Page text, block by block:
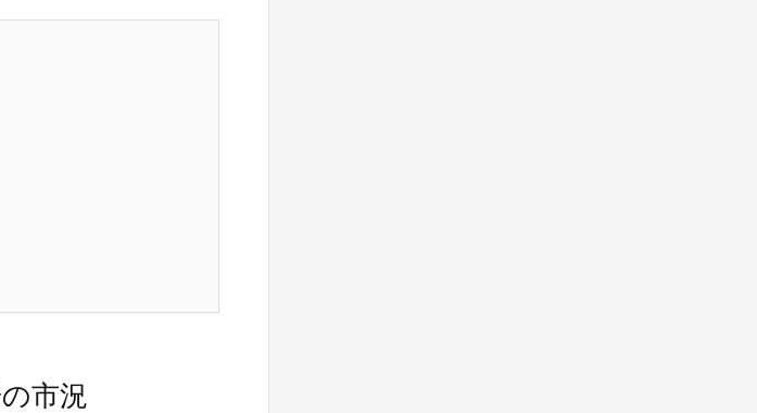
市況